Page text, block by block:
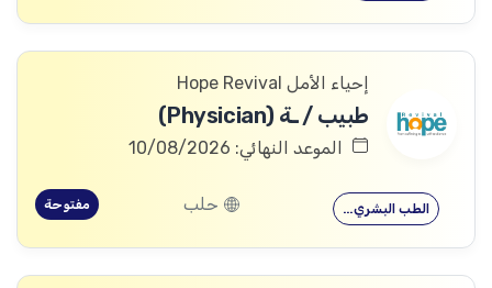
إحياء الأمل Hope Revival
طبيب / ـة (Physician)
الموعد النهائي: 10/08/2026
الطب البشري… حلب مفتوحة